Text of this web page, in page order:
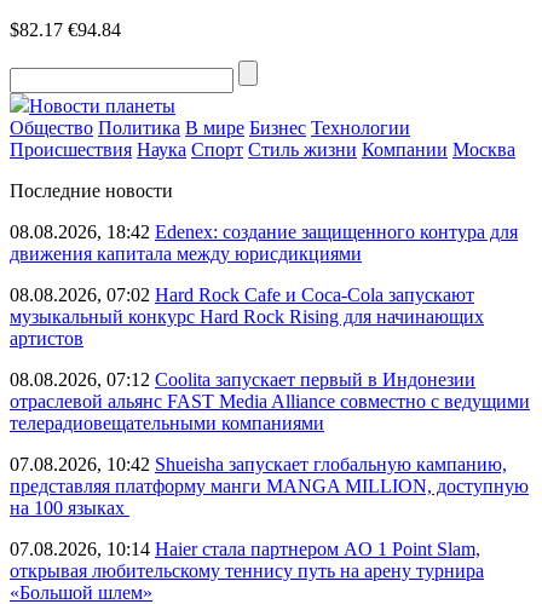
$82.17 €94.84
Новости планеты
Общество Политика В мире Бизнес Технологии
Происшествия Наука Спорт Стиль жизни Компании Москва
Последние новости
08.08.2026, 18:42 Edenex: создание защищенного контура для
движения капитала между юрисдикциями
08.08.2026, 07:02 Hard Rock Cafe и Coca-Cola запускают
музыкальный конкурс Hard Rock Rising для начинающих
артистов
08.08.2026, 07:12 Coolita запускает первый в Индонезии
отраслевой альянс FAST Media Alliance совместно с ведущими
телерадиовещательными компаниями
07.08.2026, 10:42 Shueisha запускает глобальную кампанию,
представляя платформу манги MANGA MILLION, доступную
на 100 языках
07.08.2026, 10:14 Haier стала партнером AO 1 Point Slam,
открывая любительскому теннису путь на арену турнира
«Большой шлем»